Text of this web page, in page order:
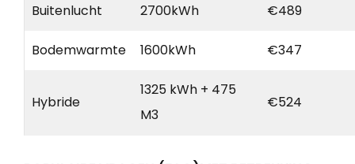
Buitenlucht 2700kWh €489
Bodemwarmte 1600kWh €347
Hybride
1325 kWh + 475
M3
€524